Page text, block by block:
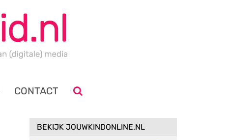
CONTACT
BEKIJK JOUWKINDONLINE.NL